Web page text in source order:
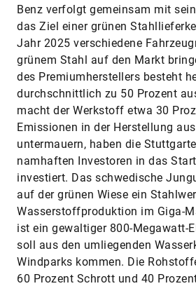
Benz verfolgt gemeinsam mit
das Ziel einer grünen
Jahr 2025 verschiedene
grünem Stahl auf den Markt
des Premiumherstellers besteht
durchschnittlich zu 50 Prozent
macht der Werkstoff etwa 30
Emissionen in der Herstellung
untermauern, haben die
namhaften Investoren in das
investiert. Das schwedische
auf der grünen Wiese ein
Wasserstoffproduktion im Giga-
ist ein gewaltiger 800-Megawatt-
soll aus den umliegenden
Windparks kommen. Die
60 Prozent Schrott und 40